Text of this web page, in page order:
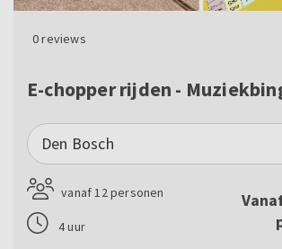
0reviews
E-chopper rijden -
Den Bosch
vanaf 12 personen
4 uur